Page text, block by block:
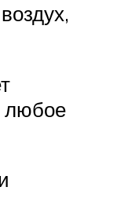
любое